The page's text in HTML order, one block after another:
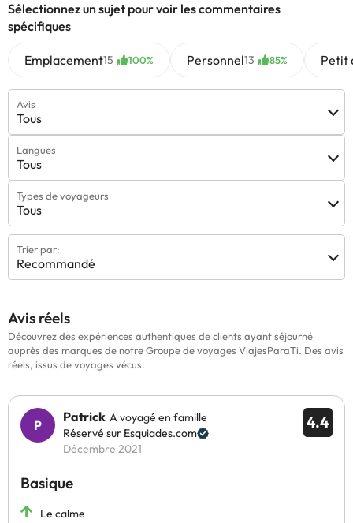
Sélectionnez un sujet pour voir les commentaires
spécifiques
Emplacement15 100% Personnel13 85% Petit
Avis
Tous
Langues
Tous
Types de voyageurs
Tous
Trier par:
Recommandé
Avis réels
Découvrez des expériences authentiques de clients ayant séjourné
auprès des marques de notre Groupe de voyages ViajesParaTi. Des avis
réels, issus de voyages vécus.
4.4
Patrick A voyagé en famille
Réservé sur Esquiades.com
Décembre 2021
Basique
Le calme